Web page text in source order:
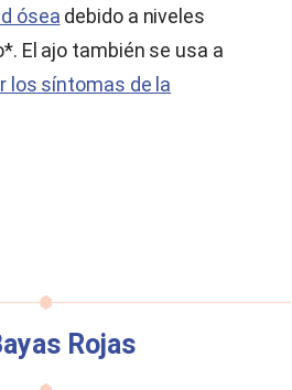
ósea debido a niveles
El ajo también se usa a
los síntomas de la
Rojas